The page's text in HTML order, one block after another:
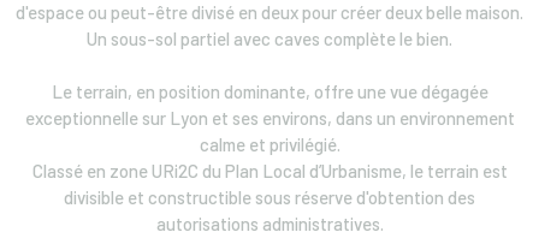
d'espace ou peut-être divisé en deux pour créer deux belle maison.
Un sous-sol partiel avec caves complète le bien.
Le terrain, en position dominante, offre une vue dégagée
exceptionnelle sur Lyon et ses environs, dans un environnement
calme et privilégié.
Classé en zone URi2C du Plan Local d’Urbanisme, le terrain est
divisible et constructible sous réserve d'obtention des
autorisations administratives.